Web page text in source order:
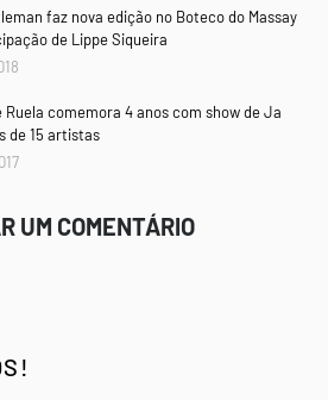
faz nova edição no Boteco do Massay
de Lippe Siqueira
Ruela comemora 4 anos com show de Ja
de 15 artistas
UM COMENTÁRIO